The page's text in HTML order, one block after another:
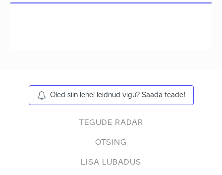
Oled siin lehel leidnud vigu? Saada teade!
TEGUDE RADAR
OTSING
LISA LUBADUS